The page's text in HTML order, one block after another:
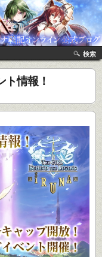
検索
情報！